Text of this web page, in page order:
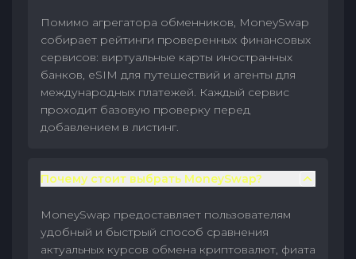
Помимо агрегатора обменников, MoneySwap
собирает рейтинги проверенных финансовых
сервисов: виртуальные карты иностранных
банков, eSIM для путешествий и агенты для
международных платежей. Каждый сервис
проходит базовую проверку перед
добавлением в листинг.
Почему стоит выбрать MoneySwap?
MoneySwap предоставляет пользователям
удобный и быстрый способ сравнения
актуальных курсов обмена криптовалют, фиата